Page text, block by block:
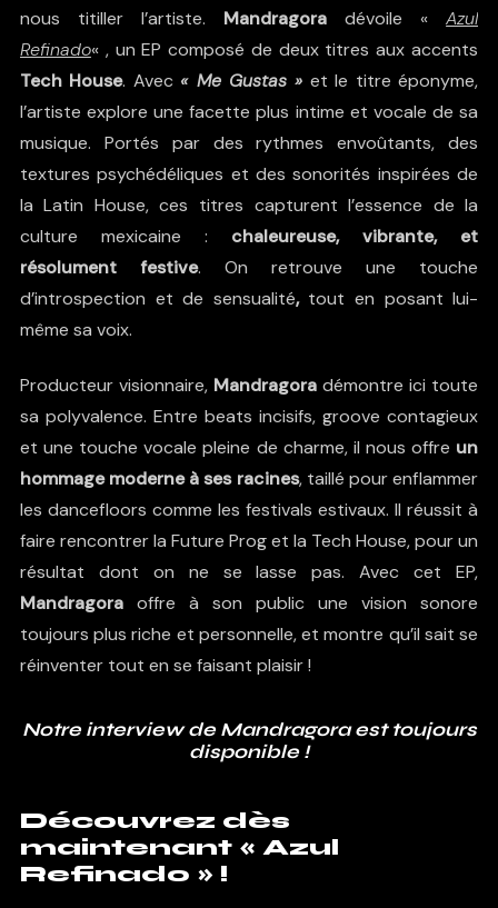
nous titiller l’artiste. Mandragora dévoile «Azul
Refinado« , un EP composé de deux titres aux accents
Tech House. Avec « Me Gustas » et le titre éponyme,
l’artiste explore une facette plus intime et vocale de sa
musique. Portés par des rythmes envoûtants, des
textures psychédéliques et des sonorités inspirées de
la Latin House, ces titres capturent l’essence de la
culture mexicaine : chaleureuse, vibrante, et
résolument festive. On retrouve une touche
d’introspection et de sensualité, tout en posant lui-
même sa voix.
Producteur visionnaire, Mandragoradémontre ici toute
sa polyvalence. Entre beats incisifs, groove contagieux
et une touche vocale pleine de charme, il nous offre un
hommage moderne à ses racines, taillé pour enflammer
les dancefloors comme les festivals estivaux. Il réussit à
faire rencontrer la Future Prog et la Tech House, pour un
résultat dont on ne se lasse pas. Avec cet EP,
Mandragoraoffre à son public une vision sonore
toujours plus riche et personnelle, et montre qu’il sait se
réinventer tout en se faisant plaisir !
Notre interview de Mandragora est toujours
disponible !
Découvrez dès
maintenant « Azul
Refinado » !